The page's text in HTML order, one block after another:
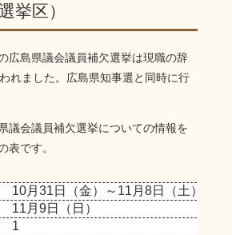
挙区）
広島県議会議員補欠選挙は現職の辞
れました。広島県知事選と同時に行
議会議員補欠選挙についての情報を
表です。
10月31日（金）～11月8日（土）
11月9日（日）
1